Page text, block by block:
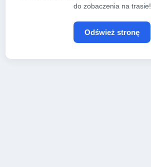
do zobaczenia na trasie!
Odśwież stronę